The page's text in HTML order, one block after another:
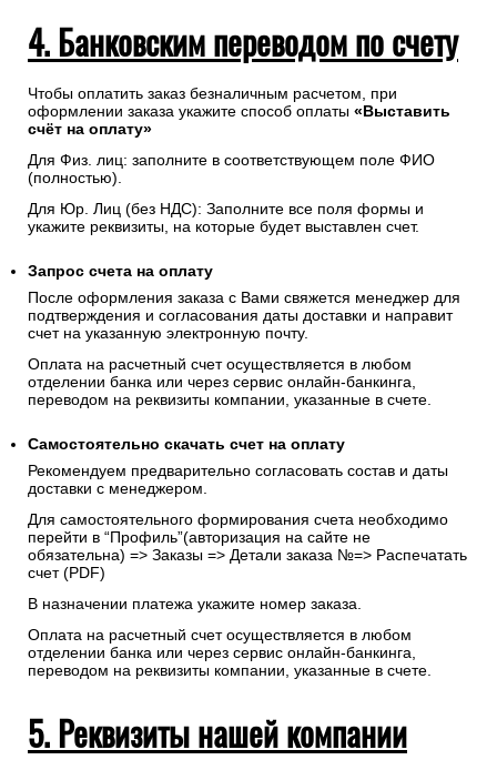
4. Банковским переводом по счету
Чтобы оплатить заказ безналичным расчетом, при
оформлении заказа укажите способ оплаты «Выставить
счёт на оплату»
Для Физ. лиц: заполните в соответствующем поле ФИО
(полностью).
Для Юр. Лиц (без НДС): Заполните все поля формы и
укажите реквизиты, на которые будет выставлен счет.
Запрос счета на оплату
После оформления заказа с Вами свяжется менеджер для
подтверждения и согласования даты доставки и направит
счет на указанную электронную почту.
Оплата на расчетный счет осуществляется в любом
отделении банка или через сервис онлайн-банкинга,
переводом на реквизиты компании, указанные в счете.
Самостоятельно скачать счет на оплату
Рекомендуем предварительно согласовать состав и даты
доставки с менеджером.
Для самостоятельного формирования счета необходимо
перейти в “Профиль”(авторизация на сайте не
обязательна) => Заказы => Детали заказа №=> Распечатать
счет (PDF)
В назначении платежа укажите номер заказа.
Оплата на расчетный счет осуществляется в любом
отделении банка или через сервис онлайн-банкинга,
переводом на реквизиты компании, указанные в счете.
5. Реквизиты нашей компании